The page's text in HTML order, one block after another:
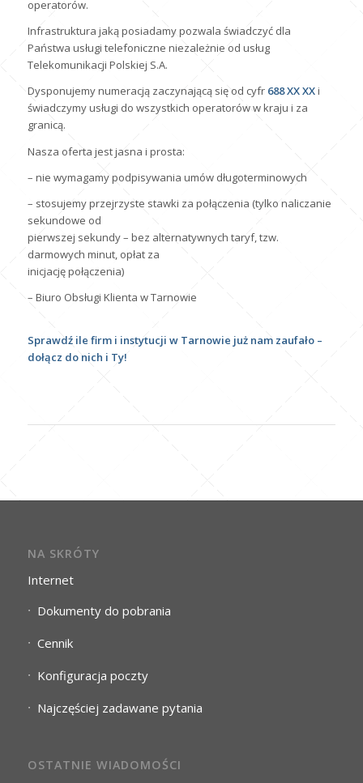
operatorów.
Infrastruktura jaką posiadamy pozwala świadczyć dla
Państwa usługi telefoniczne niezależnie od usług
Telekomunikacji Polskiej S.A.
Dysponujemy numeracją zaczynającą się od cyfr 688 XX XXi
świadczymy usługi do wszystkich operatorów w kraju i za
granicą.
Nasza oferta jest jasna i prosta:
– nie wymagamy podpisywania umów długoterminowych
– stosujemy przejrzyste stawki za połączenia (tylko naliczanie
sekundowe od
pierwszej sekundy – bez alternatywnych taryf, tzw.
darmowych minut, opłat za
inicjację połączenia)
– Biuro Obsługi Klienta w Tarnowie
Sprawdź ile firm i instytucji w Tarnowie już nam zaufało –
dołącz do nich i Ty!
NA SKRÓTY
Internet
Dokumenty do pobrania
Cennik
Konfiguracja poczty
Najczęściej zadawane pytania
OSTATNIE WIADOMOŚCI